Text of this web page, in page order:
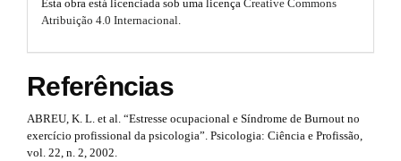
b
o
o
t
s
n
#
#
o
s
t
r
Esta obra está licenciada sob uma licença Creative Commons
Atribuição 4.0 Internacional.
Referências
ABREU, K. L. et al. “Estresse ocupacional e Síndrome de Burnout no
exercício profissional da psicologia”. Psicologia: Ciência e Profissão,
vol. 22, n. 2, 2002.